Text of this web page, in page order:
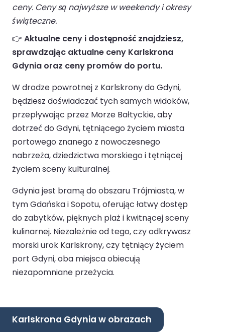
ceny. Ceny są najwyższe w weekendy i okresy
świąteczne.
👉 Aktualne ceny i dostępność znajdziesz,
sprawdzając aktualne ceny Karlskrona
Gdynia oraz ceny promów do portu.
W drodze powrotnej z Karlskrony do Gdyni,
będziesz doświadczać tych samych widoków,
przepływając przez Morze Bałtyckie, aby
dotrzeć do Gdyni, tętniącego życiem miasta
portowego znanego z nowoczesnego
nabrzeża, dziedzictwa morskiego i tętniącej
życiem sceny kulturalnej.
Gdynia jest bramą do obszaru Trójmiasta, w
tym Gdańska i Sopotu, oferując łatwy dostęp
do zabytków, pięknych plaż i kwitnącej sceny
kulinarnej. Niezależnie od tego, czy odkrywasz
morski urok Karlskrony, czy tętniący życiem
port Gdyni, oba miejsca obiecują
niezapomniane przeżycia.
Karlskrona Gdynia w obrazach